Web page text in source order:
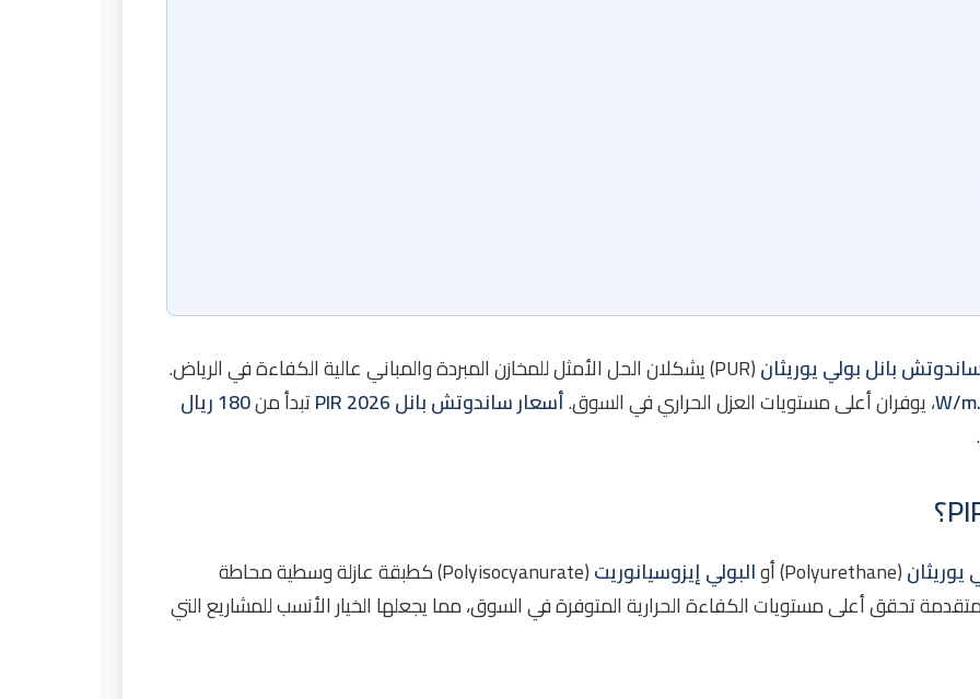
بانل بولي يوريثان
(PUR) يشكلان الحل الأمثل للمخازن المبردة والمباني عالية الكفاءة في الرياض.
، يوفران أعلى مستويات العزل الحراري في السوق.أسعار ساندوتش بانل PIR 2026 تبدأ من
180 ريال
يوريثان(Polyurethane) أو البولي إيزوسيانوريت
(Polyisocyanurate) كطبقة عازلة وسطية محاطة
تحقق أعلى مستويات الكفاءة الحرارية المتوفرة في السوق، مما يجعلها الخيار الأنسب للمشاريع التي